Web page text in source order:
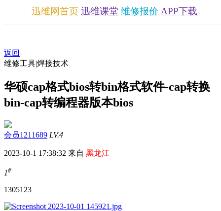
迅维网首页 迅维课堂 维修报价 APP下载
返回
维修工具|焊接技术
华硕cap格式bios转bin格式软件-cap转换
bin-cap转编程器版本bios
会员1211689 LV.4
2023-10-1 17:38:32 来自 黑龙江
1#
13051 23